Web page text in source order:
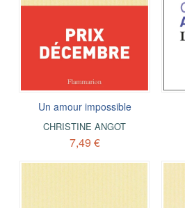
Un amour impossible
CHRISTINE ANGOT
7,49 €